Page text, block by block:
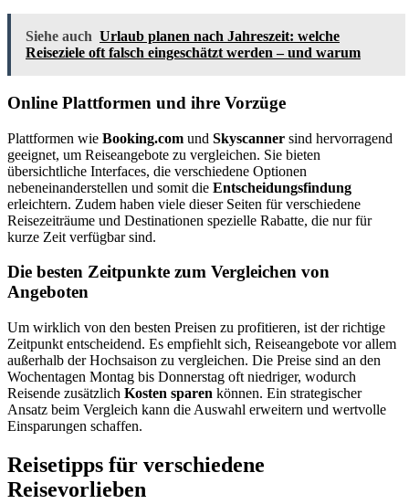
Siehe auch Urlaub planen nach Jahreszeit: welche
Reiseziele oft falsch eingeschätzt werden – und warum
Online Plattformen und ihre Vorzüge
Plattformen wie Booking.com und Skyscanner sind hervorragend
geeignet, um Reiseangebote zu vergleichen. Sie bieten
übersichtliche Interfaces, die verschiedene Optionen
nebeneinanderstellen und somit die Entscheidungsfindung
erleichtern. Zudem haben viele dieser Seiten für verschiedene
Reisezeiträume und Destinationen spezielle Rabatte, die nur für
kurze Zeit verfügbar sind.
Die besten Zeitpunkte zum Vergleichen von
Angeboten
Um wirklich von den besten Preisen zu profitieren, ist der richtige
Zeitpunkt entscheidend. Es empfiehlt sich, Reiseangebote vor allem
außerhalb der Hochsaison zu vergleichen. Die Preise sind an den
Wochentagen Montag bis Donnerstag oft niedriger, wodurch
Reisende zusätzlich Kosten sparen können. Ein strategischer
Ansatz beim Vergleich kann die Auswahl erweitern und wertvolle
Einsparungen schaffen.
Reisetipps für verschiedene
Reisevorlieben